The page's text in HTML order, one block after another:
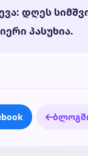
დღეს
პასუხია.